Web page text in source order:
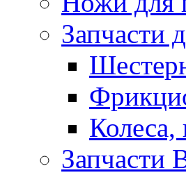
Запчасти
Запчасти